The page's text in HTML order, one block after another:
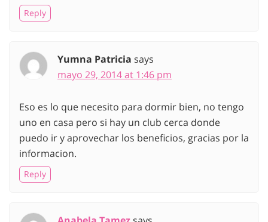
Reply
Yumna Patricia says
mayo 29, 2014 at 1:46 pm
Eso es lo que necesito para dormir bien, no tengo
uno en casa pero si hay un club cerca donde
puedo ir y aprovechar los beneficios, gracias por la
informacion.
Reply